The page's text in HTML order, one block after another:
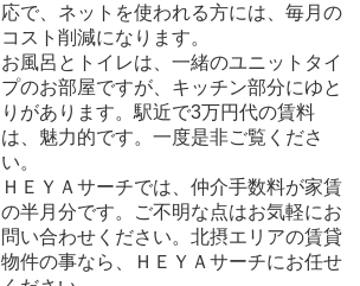
応で、ネットを使われる方には、毎月の
コスト削減になります。
お風呂とトイレは、一緒のユニットタイ
プのお部屋ですが、キッチン部分にゆと
りがあります。駅近で3万円代の賃料
は、魅力的です。一度是非ご覧くださ
い。
ＨＥＹＡサーチでは、仲介手数料が家賃
の半月分です。ご不明な点はお気軽にお
問い合わせください。北摂エリアの賃貸
物件の事なら、ＨＥＹＡサーチにお任せ